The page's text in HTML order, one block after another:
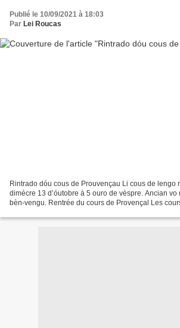
Publié le 10/09/2021 à 18:03
Par Lei Roucas
Rintrado dóu cous de Prouvençau Li cous de lengo
dimècre 13 d’óutobre à 5 ouro de vèspre. Ancian
bèn-vengu. Rentrée du cours de Provençal Les